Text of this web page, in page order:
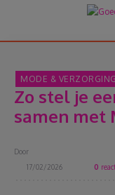
Over Goedkoop.be
MODE & VERZORGING
Zo stel je
samen met
Door
17/02/2026
0